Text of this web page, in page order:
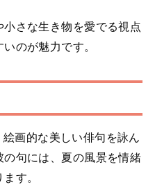
さな生き物を愛でる視点
のが魅力です。
画的な美しい俳句を詠ん
句には、夏の風景を情緒
す。